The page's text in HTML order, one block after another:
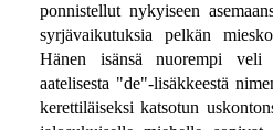
ponnistellut nykyiseen
syrjävaikutuksia pelkän
Hänen isänsä nuorempi
aatelisesta "de"-lisäkkeestä
kerettiläiseksi katsotun